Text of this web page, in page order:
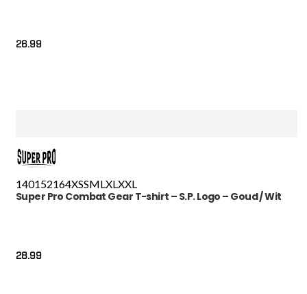
26.99
140152164XSSMLXLXXL
Super Pro Combat Gear T-shirt – S.P. Logo – Goud / Wit
28.99